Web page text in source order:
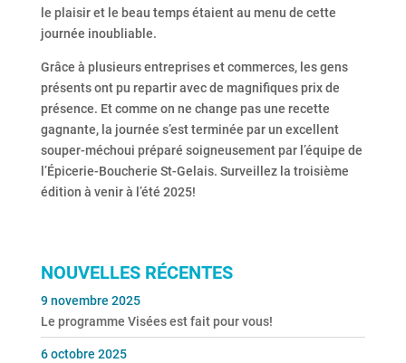
le plaisir et le beau temps étaient au menu de cette
journée inoubliable.
Grâce à plusieurs entreprises et commerces, les gens
présents ont pu repartir avec de magnifiques prix de
présence. Et comme on ne change pas une recette
gagnante, la journée s’est terminée par un excellent
souper-méchoui préparé soigneusement par l’équipe de
l’Épicerie-Boucherie St-Gelais. Surveillez la troisième
édition à venir à l’été 2025!
NOUVELLES RÉCENTES
Le programme Visées est fait pour vous!
9 novembre 2025
6 octobre 2025